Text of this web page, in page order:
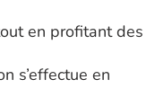
en profitant des
s’effectue en